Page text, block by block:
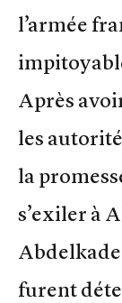
l’armée
Après
les
la
s’exiler à
furent